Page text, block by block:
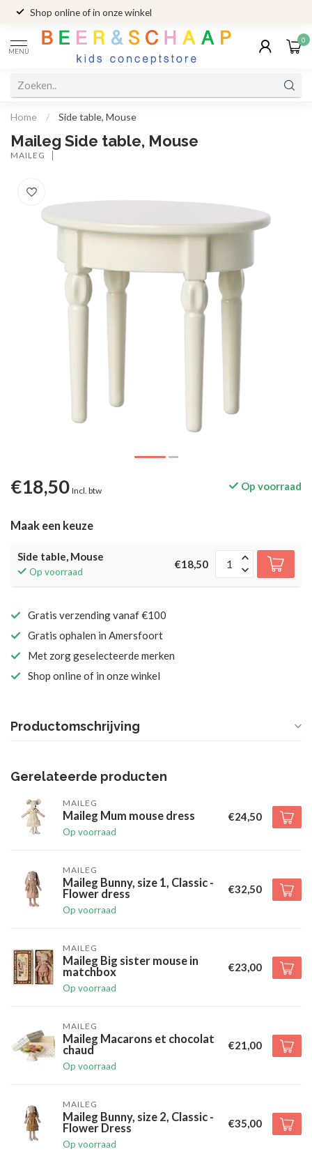
Shop online of in onze winkel
MENU
0
Home / Side table, Mouse
Maileg Side table, Mouse
MAILEG
€18,50 Incl. btw Op voorraad
Maak een keuze
Side table, Mouse
Op voorraad
€18,50
Gratis verzending vanaf €100
Gratis ophalen in Amersfoort
Met zorg geselecteerde merken
Shop online of in onze winkel
Productomschrijving
Gerelateerde producten
MAILEG
Maileg Mum mouse dress
Op voorraad
€24,50
MAILEG
Maileg Bunny, size 1, Classic -
Flower dress
Op voorraad
€32,50
MAILEG
Maileg Big sister mouse in
matchbox
Op voorraad
€23,00
MAILEG
Maileg Macarons et chocolat
chaud
Op voorraad
€21,00
MAILEG
Maileg Bunny, size 2, Classic -
Flower Dress
Op voorraad
€35,00